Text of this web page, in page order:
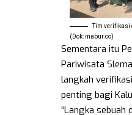
Tim verifikasi
(Dok: mabur.co)
Sementara itu
Pariwisata
langkah
penting bagi
“Langka sebuah